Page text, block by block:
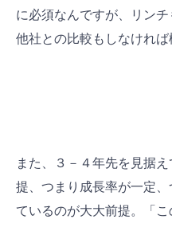
に必須なんですが、リン
他社との比較もしなければ
また、３－４年先を見据
提、つまり成長率が一定
ているのが大大前提。「こ